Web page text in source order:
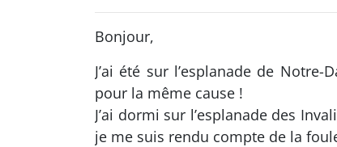
Bonjour,
J’ai été sur l’esplanade de
pour la même cause !
J’ai dormi sur l’esplanade des
je me suis rendu compte de la